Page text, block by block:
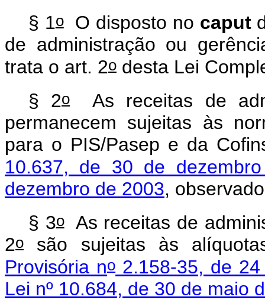
§ 1oO disposto no caput
de administração ou
trata o art. 2o desta Lei
§ 2oAs receitas de
permanecem sujeitas às
para o PIS/Pasep e da
10.637, de 30 de
dezembro de 2003,
§ 3oAs receitas de
2o são sujeitas às
Provisória no2.158-35, de 24
Lei nº 10.684, de 30 de maio